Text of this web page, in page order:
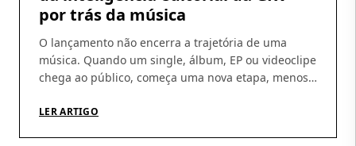
por trás da música
O lançamento não encerra a trajetória de uma
música. Quando um single, álbum, EP ou videoclipe
chega ao público, começa uma nova etapa, menos
circulação das obras, identificar utilizações, conferir
LER ARTIGO